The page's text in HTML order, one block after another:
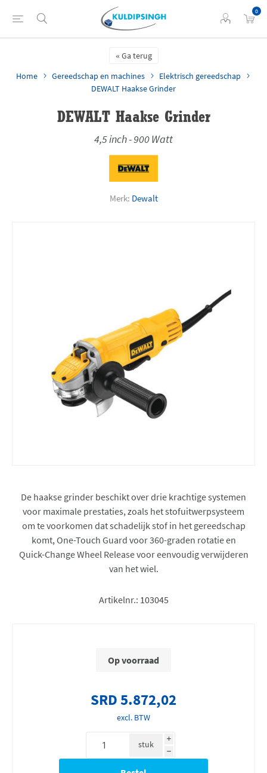
0
Ga terug
Home
Gereedschap en machines
Elektrisch gereedschap
DEWALT Haakse Grinder
DEWALT Haakse Grinder
4,5 inch - 900 Watt
Merk: Dewalt
De haakse grinder beschikt over drie krachtige systemen
voor maximale prestaties, zoals het stofuitwerpsysteem
om te voorkomen dat schadelijk stof in het gereedschap
komt, One-Touch Guard voor 360-graden rotatie en
Quick-Change Wheel Release voor eenvoudig verwijderen
van het wiel.
Artikelnr.: 103045
Op voorraad
SRD 5.872,02
excl. BTW
i
h
stuk